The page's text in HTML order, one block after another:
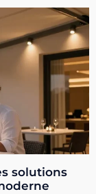
solutions